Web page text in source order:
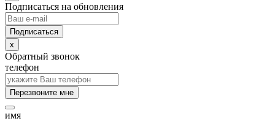
Подписаться на обновления
x
Обратный звонок
телефон
Перезвоните мне
имя